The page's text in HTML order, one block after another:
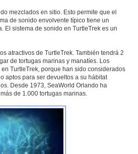
mezclados en sitio. Esto permite que el
de sonido envolvente típico tiene un
El sistema de sonido en TurtleTrek es un
atractivos de TurtleTrek. También tendrá 2
de tortugas marinas y manatíes. Los
TurtleTrek, porque han sido considerados
aptos para ser devueltos a su hábitat
Desde 1973, SeaWorld Orlando ha
de 1.000 tortugas marinas.